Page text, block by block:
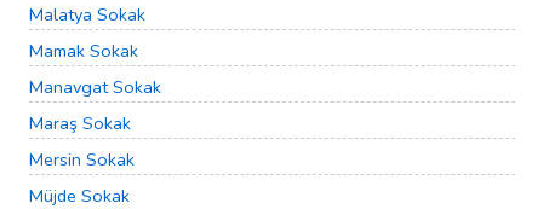
Malatya Sokak
Mamak Sokak
Manavgat Sokak
Maraş Sokak
Mersin Sokak
Müjde Sokak